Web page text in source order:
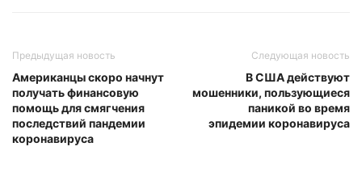
Предыдущая новость
Американцы скоро начнут
получать финансовую
помощь для смягчения
последствий пандемии
коронавируса
Следующая новость
В США действуют
мошенники, пользующиеся
паникой во время
эпидемии коронавируса